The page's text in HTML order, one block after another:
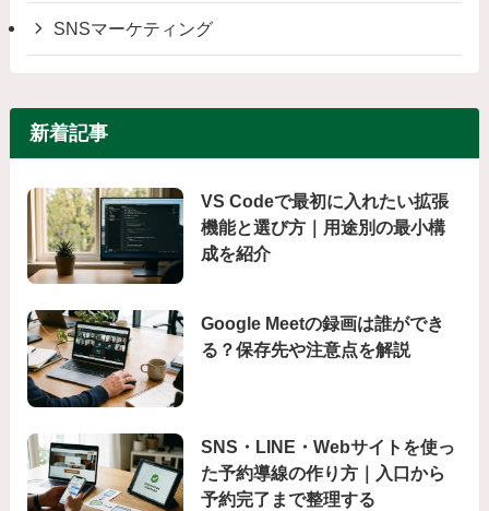
SNSマーケティング
新着記事
VS Codeで最初に入れたい拡張
機能と選び方｜用途別の最小構
成を紹介
Google Meetの録画は誰ができ
る？保存先や注意点を解説
SNS・LINE・Webサイトを使っ
た予約導線の作り方｜入口から
予約完了まで整理する